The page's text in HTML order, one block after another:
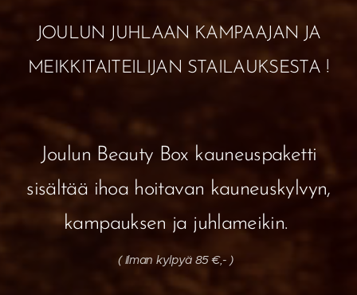
JOULUN JUHLAAN KAMPAAJAN JA
MEIKKITAITEILIJAN STAILAUKSESTA !
Joulun Beauty Box kauneuspaketti
sisältää ihoa hoitavan kauneuskylvyn,
kampauksen ja juhlameikin.
( Ilman kylpyä 85 €,- )